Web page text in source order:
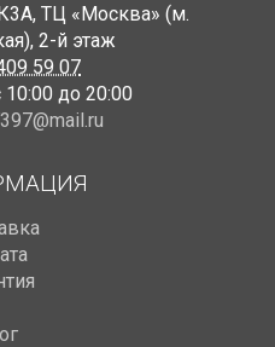
ТЦ «Москва» (м.
, 2-й этаж
59 07
до 20:00